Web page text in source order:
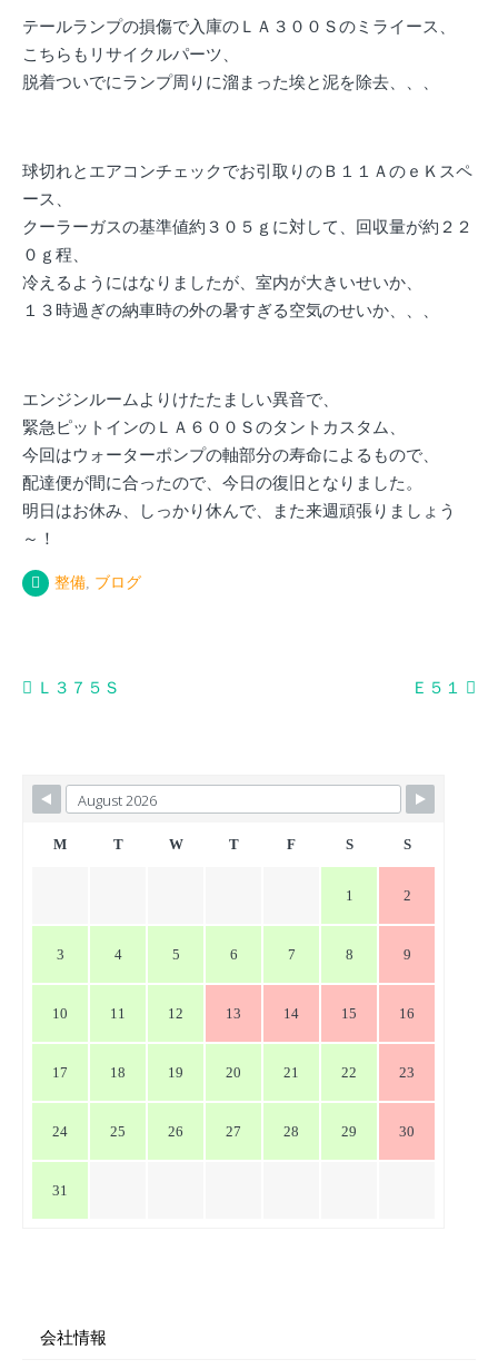
テールランプの損傷で入庫のＬＡ３００Ｓのミライース、
こちらもリサイクルパーツ、
脱着ついでにランプ周りに溜まった埃と泥を除去、、、
球切れとエアコンチェックでお引取りのＢ１１ＡのｅＫスペ
ース、
クーラーガスの基準値約３０５ｇに対して、回収量が約２２
０ｇ程、
冷えるようにはなりましたが、室内が大きいせいか、
１３時過ぎの納車時の外の暑すぎる空気のせいか、、、
エンジンルームよりけたたましい異音で、
緊急ピットインのＬＡ６００Ｓのタントカスタム、
今回はウォーターポンプの軸部分の寿命によるもので、
配達便が間に合ったので、今日の復旧となりました。
明日はお休み、しっかり休んで、また来週頑張りましょう
～！
整備, ブログ
投
ビ
ゲ
Ｌ３７５Ｓ Ｅ５１
M T W T F S S
1 2
3 4 5 6 7 8 9
10 11 12 13 14 15 16
17 18 19 20 21 22 23
24 25 26 27 28 29 30
31
会社情報